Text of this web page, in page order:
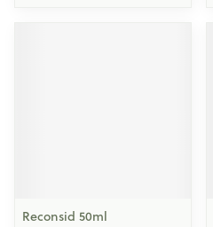
Reconsid 50ml